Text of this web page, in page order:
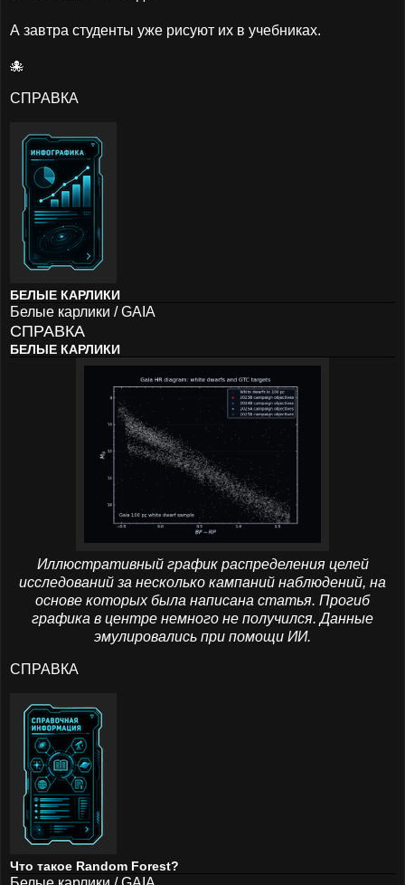
А завтра студенты уже рисуют их в учебниках.
🐙
СПРАВКА
БЕЛЫЕ КАРЛИКИ
Белые карлики / GAIA
СПРАВКА
БЕЛЫЕ КАРЛИКИ
Иллюстративный график распределения целей
исследований за несколько кампаний наблюдений, на
основе которых была написана статья. Прогиб
графика в центре немного не получился. Данные
эмулировались при помощи ИИ.
СПРАВКА
Что такое Random Forest?